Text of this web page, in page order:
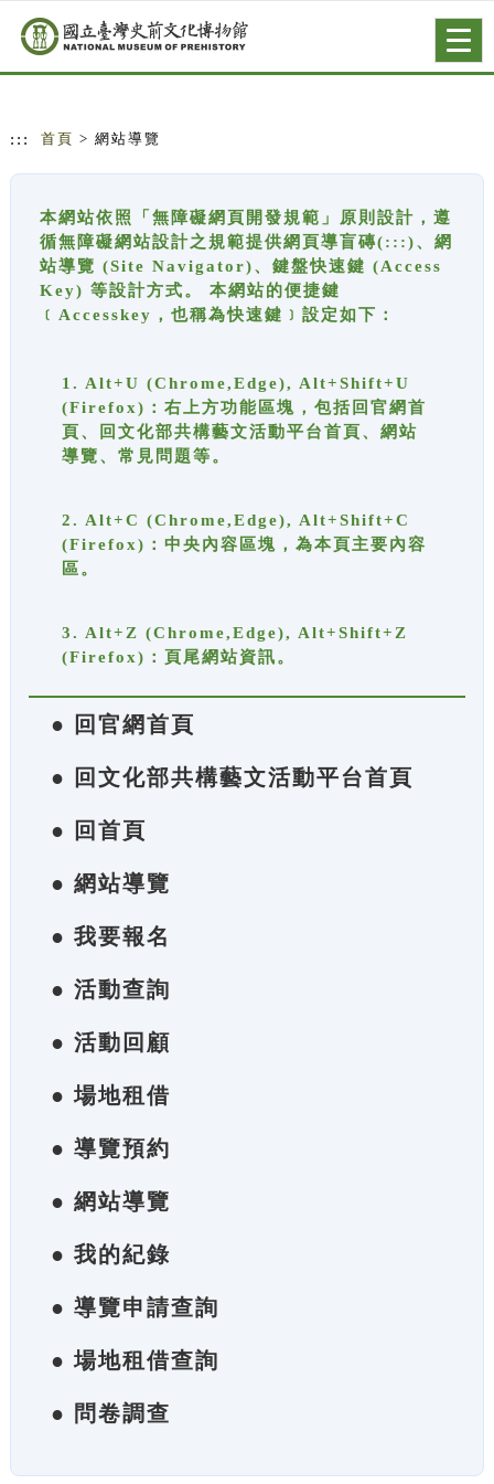
跳到主要內容
網站導覽
::: 首頁 > 網站導覽
本網站依照「無障礙網頁開發規範」原則設計，遵
循無障礙網站設計之規範提供網頁導盲磚(:::)、網
站導覽 (Site Navigator)、鍵盤快速鍵 (Access
Key) 等設計方式。 本網站的便捷鍵
﹝Accesskey，也稱為快速鍵﹞設定如下：
1. Alt+U (Chrome,Edge), Alt+Shift+U
(Firefox)：右上方功能區塊，包括回官網首
頁、回文化部共構藝文活動平台首頁、網站
導覽、常見問題等。
2. Alt+C (Chrome,Edge), Alt+Shift+C
(Firefox)：中央內容區塊，為本頁主要內容
區。
3. Alt+Z (Chrome,Edge), Alt+Shift+Z
(Firefox)：頁尾網站資訊。
● 回官網首頁
● 回文化部共構藝文活動平台首頁
● 回首頁
● 網站導覽
● 我要報名
● 活動查詢
● 活動回顧
● 場地租借
● 導覽預約
● 網站導覽
● 我的紀錄
● 導覽申請查詢
● 場地租借查詢
● 問卷調查